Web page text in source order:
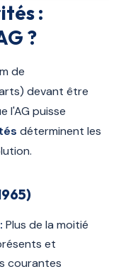
:
?
de
devant être
l'AG puisse
déterminent les
Plus de la moitié
et
courantes